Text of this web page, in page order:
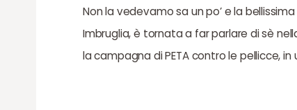
Non la vedevamo sa un po’ e la
Imbruglia, è tornata a far parlare di sè
la campagna di PETA contro le pellicce,